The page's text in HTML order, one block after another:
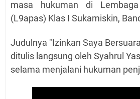
masa hukuman di Lembaga
(L9apas) Klas I Sukamiskin,
Judulnya "Izinkan Saya
ditulis langsung oleh Syahrul
selama menjalani hukuman